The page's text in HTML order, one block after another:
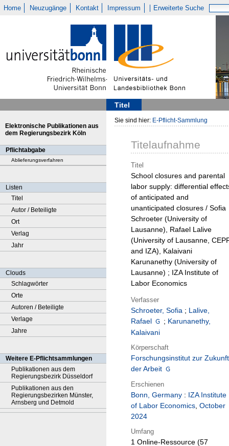
Home Neuzugänge Kontakt Impressum Erweiterte Suche
Titel
Elektronische Publikationen aus
dem Regierungsbezirk Köln
Pflichtabgabe
Ablieferungsverfahren
Listen
Titel
Autor / Beteiligte
Ort
Verlag
Jahr
Clouds
Schlagwörter
Orte
Autoren / Beteiligte
Verlage
Jahre
Weitere E-Pflichtsammlungen
Publikationen aus dem
Regierungsbezirk Düsseldorf
Publikationen aus den
Regierungsbezirken Münster,
Arnsberg und Detmold
Sie sind hier: E-Pflicht-Sammlung
Titelaufnahme
Titel
School closures and parental
labor supply: differential
of anticipated and
unanticipated closures / Sofia
Schroeter (University of
Lausanne), Rafael Lalive
(University of Lausanne,
and IZA), Kalaivani
Karunanethy (University of
Lausanne) ; IZA Institute of
Labor Economics
Verfasser
Schroeter, Sofia ; Lalive,
Rafael
; Karunanethy,
Kalaivani
Körperschaft
Forschungsinstitut zur Zukunft
der Arbeit
Erschienen
Bonn, Germany : IZA Institute
of Labor Economics, October
2024
Umfang
1 Online-Ressource (57